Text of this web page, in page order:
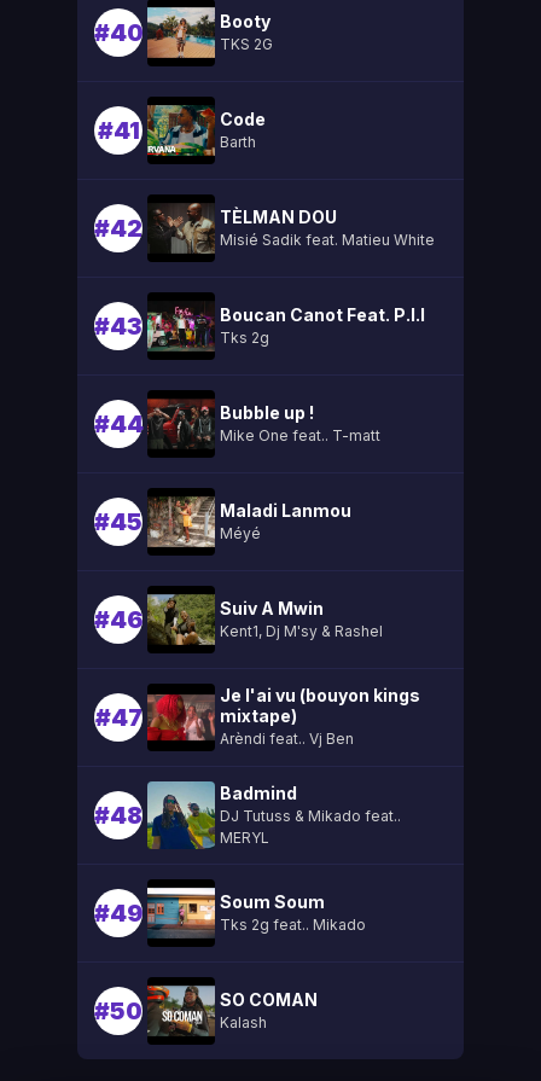
#40 Booty
TKS 2G
#41 Code
Barth
#42 TÈLMAN DOU
Misié Sadik feat. Matieu White
#43 Boucan Canot Feat. P.l.l
Tks 2g
#44 Bubble up !
Mike One feat.. T-matt
#45 Maladi Lanmou
Méyé
#46 Suiv A Mwin
Kent1, Dj M'sy & Rashel
#47
Je l'ai vu (bouyon kings
mixtape)
Arèndi feat.. Vj Ben
#48
Badmind
DJ Tutuss & Mikado feat..
MERYL
#49 Soum Soum
Tks 2g feat.. Mikado
#50 SO COMAN
Kalash